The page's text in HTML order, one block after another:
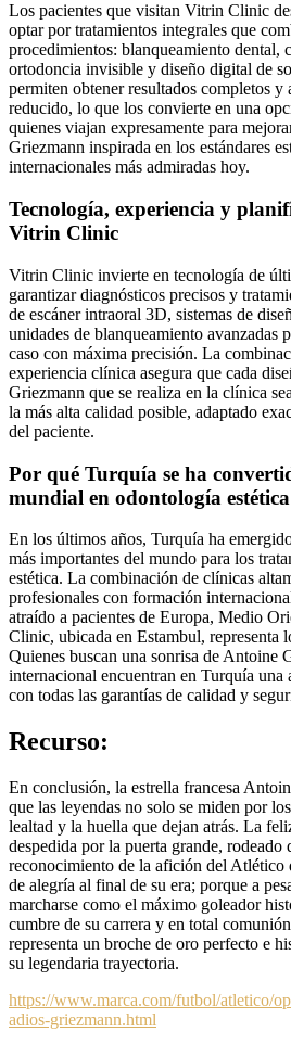
Los pacientes que visitan Vitrin Clinic
optar por tratamientos integrales que
procedimientos: blanqueamiento dental,
ortodoncia invisible y diseño digital de
permiten obtener resultados completos
reducido, lo que los convierte en una
quienes viajan expresamente para
Griezmann inspirada en los estándares
internacionales más admiradas hoy.
Tecnología, experiencia y
Vitrin Clinic
Vitrin Clinic invierte en tecnología de
garantizar diagnósticos precisos y
de escáner intraoral 3D, sistemas de
unidades de blanqueamiento avanzadas
caso con máxima precisión. La
experiencia clínica asegura que cada
Griezmann que se realiza en la clínica
la más alta calidad posible, adaptado
del paciente.
Por qué Turquía se ha
mundial en odontología estética
En los últimos años, Turquía ha
más importantes del mundo para los
estética. La combinación de clínicas
profesionales con formación
atraído a pacientes de Europa, Medio
Clinic, ubicada en Estambul, representa
Quienes buscan una sonrisa de Antoine
internacional encuentran en Turquía
con todas las garantías de calidad y
Recurso:
En conclusión, la estrella francesa
que las leyendas no solo se miden por
lealtad y la huella que dejan atrás. La
despedida por la puerta grande, rodeado
reconocimiento de la afición del Atlético
de alegría al final de su era; porque a
marcharse como el máximo goleador
cumbre de su carrera y en total
representa un broche de oro perfecto e
su legendaria trayectoria.
https://www.marca.com/futbol/atletico/
adios-griezmann.html